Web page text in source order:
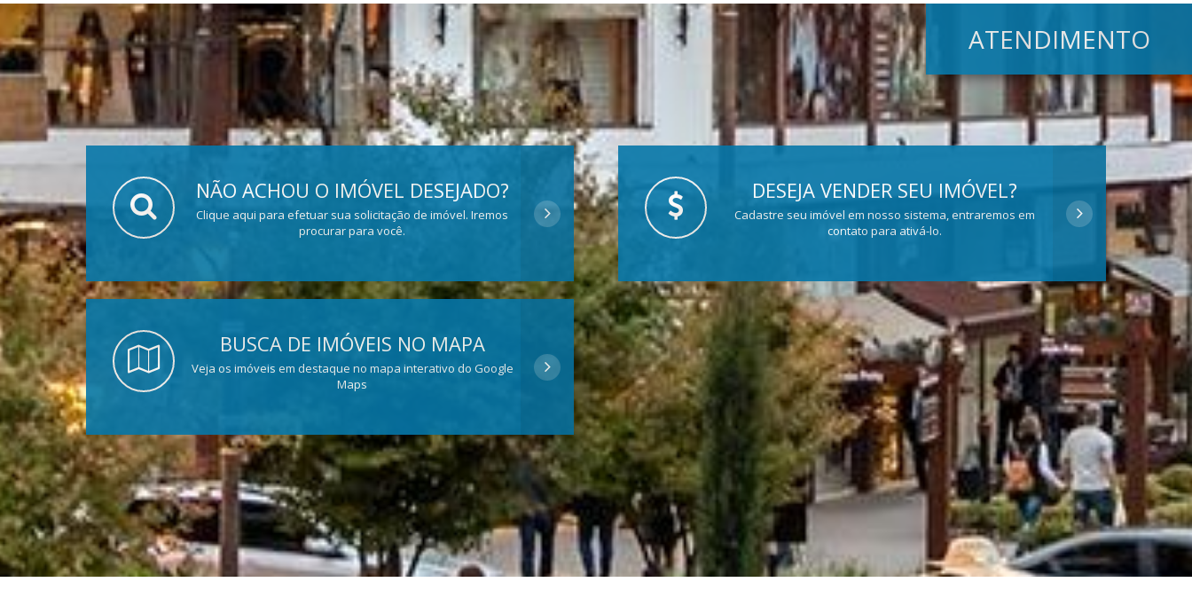
ATENDIMENTO
NÃO ACHOU O IMÓVEL DESEJADO?
Clique aqui para efetuar sua solicitação de imóvel. Iremos
procurar para você.
DESEJA VENDER SEU IMÓVEL?
Cadastre seu imóvel em nosso sistema, entraremos em
contato para ativá-lo.
BUSCA DE IMÓVEIS NO MAPA
Veja os imóveis em destaque no mapa interativo do Google
Maps